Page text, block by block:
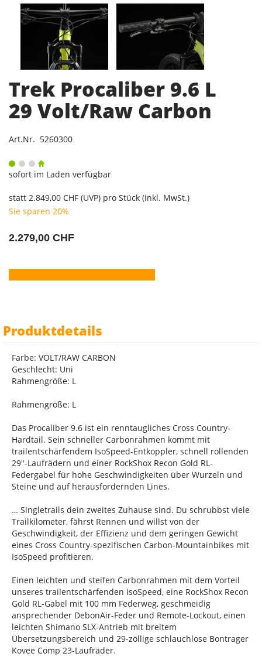
Trek Procaliber 9.6 L
29 Volt/Raw Carbon
Art.Nr. 5260300
sofort im Laden verfügbar
statt 2.849,00 CHF (UVP) pro Stück (inkl. MwSt.)
Sie sparen 20%
2.279,00 CHF
Produktdetails
Farbe: VOLT/RAW CARBON
Geschlecht: Uni
Rahmengröße: L
Rahmengröße: L
Das Procaliber 9.6 ist ein renntaugliches Cross Country-
Hardtail. Sein schneller Carbonrahmen kommt mit
trailentschärfendem IsoSpeed-Entkoppler, schnell rollenden
29"-Laufrädern und einer RockShox Recon Gold RL-
Federgabel für hohe Geschwindigkeiten über Wurzeln und
Steine und auf herausfordernden Lines.
… Singletrails dein zweites Zuhause sind. Du schrubbst viele
Trailkilometer, fährst Rennen und willst von der
Geschwindigkeit, der Effizienz und dem geringen Gewicht
eines Cross Country-spezifischen Carbon-Mountainbikes mit
IsoSpeed profitieren.
Einen leichten und steifen Carbonrahmen mit dem Vorteil
unseres trailentschärfenden IsoSpeed, eine RockShox Recon
Gold RL-Gabel mit 100 mm Federweg, geschmeidig
ansprechender DebonAir-Feder und Remote-Lockout, einen
leichten Shimano SLX-Antrieb mit breitem
Übersetzungsbereich und 29-zöllige schlauchlose Bontrager
Kovee Comp 23-Laufräder.